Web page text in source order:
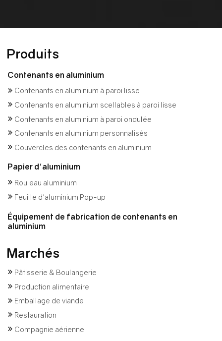
Produits
Contenants en aluminium
Contenants en aluminium à paroi lisse
Contenants en aluminium scellables à paroi lisse
Contenants en aluminium à paroi ondulée
Contenants en aluminium personnalisés
Couvercles des contenants en aluminium
Papier d'aluminium
Rouleau aluminium
Feuille d'aluminium Pop-up
Équipement de fabrication de contenants en
aluminium
Marchés
Pâtisserie & Boulangerie
Production alimentaire
Emballage de viande
Restauration
Compagnie aérienne